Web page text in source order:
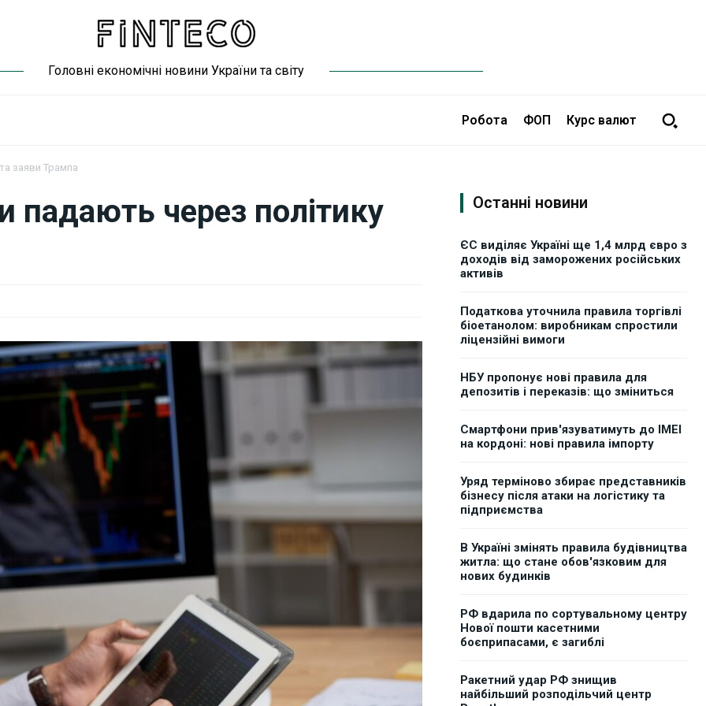
Головні економічні новини України та світу
Робота ФОП Курс валют
заяви Трампа
падають через політику
Останні новини
ЄС виділяє Україні ще 1,4 млрд євро з
доходів від заморожених російських
активів
Податкова уточнила правила торгівлі
біоетанолом: виробникам спростили
ліцензійні вимоги
НБУ пропонує нові правила для
депозитів і переказів: що зміниться
Смартфони прив'язуватимуть до IMEI
на кордоні: нові правила імпорту
Уряд терміново збирає представників
бізнесу після атаки на логістику та
підприємства
В Україні змінять правила будівництва
житла: що стане обов'язковим для
нових будинків
РФ вдарила по сортувальному центру
Нової пошти касетними
боєприпасами, є загиблі
Ракетний удар РФ знищив
найбільший розподільчий центр